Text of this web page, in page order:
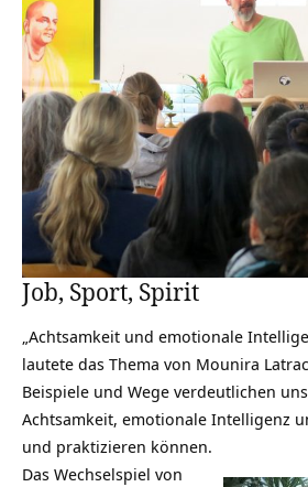
Job, Sport, Spirit
„Achtsamkeit und emotionale
lautete das Thema von Mounira
Beispiele und Wege verdeutlichen
Achtsamkeit, emotionale Intelligenz
und praktizieren können.
Das Wechselspiel von